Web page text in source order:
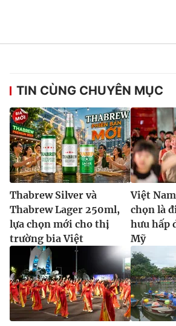
TIN CÙNG CHUYÊN MỤC
Thabrew Silver và
Thabrew Lager 250ml,
lựa chọn mới cho thị
trường bia Việt
Việt
chọn là
hưu hấp
Mỹ